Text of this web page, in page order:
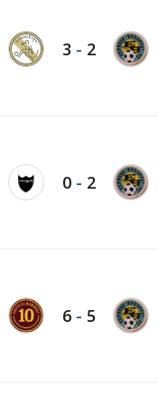
3 - 2
0- 2
6- 5